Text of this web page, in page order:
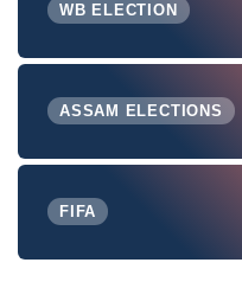
WB ELECTION
ASSAM ELECTIONS
FIFA